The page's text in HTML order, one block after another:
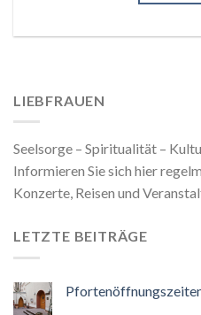
LIEBFRAUEN
Seelsorge – Spiritualität –
Informieren Sie sich hier
Konzerte, Reisen und
LETZTE BEITRÄGE